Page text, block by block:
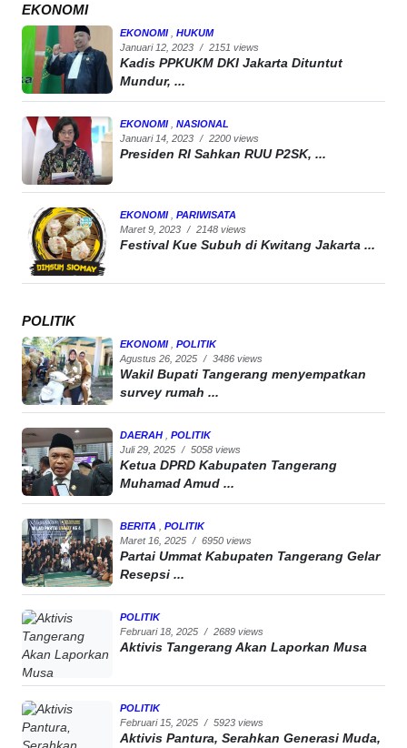
EKONOMI
EKONOMI
HUKUM
Januari 12, 2023 / 2151 views
Kadis PPKUKM DKI Jakarta Dituntut
Mundur, ...
EKONOMI
NASIONAL
Januari 14, 2023 / 2200 views
Presiden RI Sahkan RUU P2SK, ...
EKONOMI
PARIWISATA
Maret 9, 2023 / 2148 views
Festival Kue Subuh di Kwitang Jakarta ...
POLITIK
EKONOMI
POLITIK
Agustus 26, 2025 / 3486 views
Wakil Bupati Tangerang menyempatkan
survey rumah ...
DAERAH
POLITIK
Juli 29, 2025 / 5058 views
Ketua DPRD Kabupaten Tangerang
Muhamad Amud ...
BERITA
POLITIK
Maret 16, 2025 / 6950 views
Partai Ummat Kabupaten Tangerang Gelar
Resepsi ...
POLITIK
Februari 18, 2025 / 2689 views
Aktivis Tangerang Akan Laporkan Musa
POLITIK
Februari 15, 2025 / 5923 views
Aktivis Pantura, Serahkan Generasi Muda,